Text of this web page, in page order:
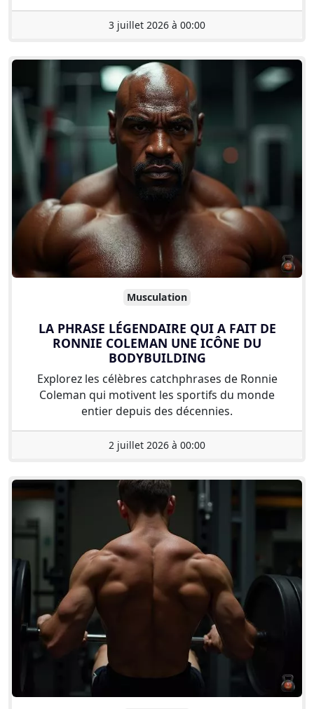
3 juillet 2026 à 00:00
Musculation
LA PHRASE LÉGENDAIRE QUI A FAIT DE
RONNIE COLEMAN UNE ICÔNE DU
BODYBUILDING
Explorez les célèbres catchphrases de Ronnie
Coleman qui motivent les sportifs du monde
entier depuis des décennies.
2 juillet 2026 à 00:00